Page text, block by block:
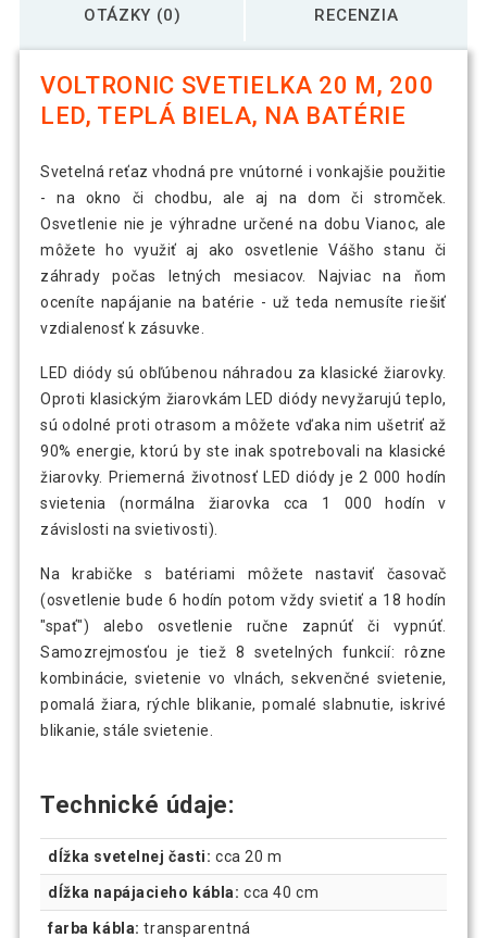
OTÁZKY (0) RECENZIA
VOLTRONIC SVETIELKA 20 M, 200
LED, TEPLÁ BIELA, NA BATÉRIE
Svetelná reťaz vhodná pre vnútorné i vonkajšie použitie
- na okno či chodbu, ale aj na dom či stromček.
Osvetlenie nie je výhradne určené na dobu Vianoc, ale
môžete ho využiť aj ako osvetlenie Vášho stanu či
záhrady počas letných mesiacov. Najviac na ňom
oceníte napájanie na batérie - už teda nemusíte riešiť
vzdialenosť k zásuvke.
LED diódy sú obľúbenou náhradou za klasické žiarovky.
Oproti klasickým žiarovkám LED diódy nevyžarujú teplo,
sú odolné proti otrasom a môžete vďaka nim ušetriť až
90% energie, ktorú by ste inak spotrebovali na klasické
žiarovky. Priemerná životnosť LED diódy je 2 000 hodín
svietenia (normálna žiarovka cca 1 000 hodín v
závislosti na svietivosti).
Na krabičke s batériami môžete nastaviť časovač
(osvetlenie bude 6 hodín potom vždy svietiť a 18 hodín
"spať") alebo osvetlenie ručne zapnúť či vypnúť.
Samozrejmosťou je tiež 8 svetelných funkcií: rôzne
kombinácie, svietenie vo vlnách, sekvenčné svietenie,
pomalá žiara, rýchle blikanie, pomalé slabnutie, iskrivé
blikanie, stále svietenie.
Technické údaje:
dĺžka svetelnej časti: cca 20 m
dĺžka napájacieho kábla: cca 40 cm
farba kábla: transparentná